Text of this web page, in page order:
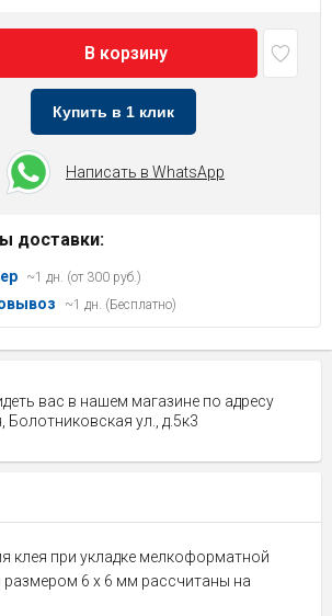
В корзину
Купить в 1 клик
Написать в WhatsApp
доставки:
~1 дн. (от 300 руб.)
~1 дн. (Бесплатно)
вас в нашем магазине по адресу
Болотниковская ул., д.5к3
клея при укладке мелкоформатной
размером 6 х 6 мм рассчитаны на